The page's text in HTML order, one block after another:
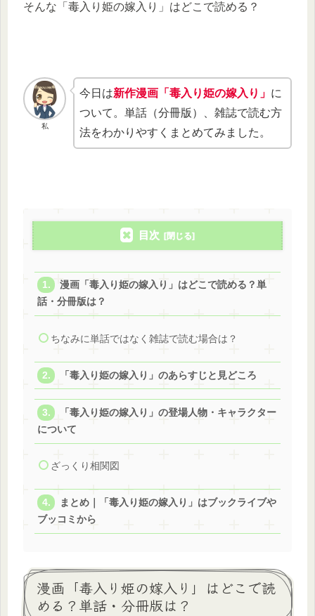
そんな「毒入り姫の嫁入り」はどこで読める？
私
今日は新作漫画「毒入り姫の嫁入り」 に
ついて。単話（分冊版）、雑誌で読む方
法をわかりやすくまとめてみました。
目次
漫画「毒入り姫の嫁入り」はどこで読める？単
話・分冊版は？
ちなみに単話ではなく雑誌で読む場合は？
「毒入り姫の嫁入り」のあらすじと見どころ
「毒入り姫の嫁入り」の登場人物・キャラクター
について
ざっくり相関図
まとめ｜「毒入り姫の嫁入り」はブックライブや
ブッコミから
漫画「毒入り姫の嫁入り」はどこで読
める？単話・分冊版は？